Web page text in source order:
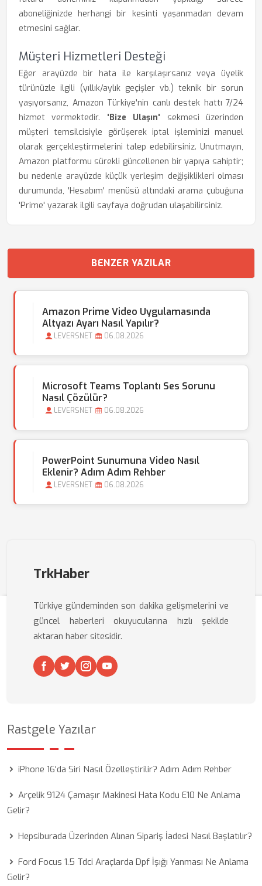
aboneliğinizde herhangi bir kesinti yaşanmadan devam
etmesini sağlar.
Müşteri Hizmetleri Desteği
Eğer arayüzde bir hata ile karşılaşırsanız veya üyelik
türünüzle ilgili (yıllık/aylık geçişler vb.) teknik bir sorun
yaşıyorsanız, Amazon Türkiye'nin canlı destek hattı 7/24
hizmet vermektedir. 'Bize Ulaşın' sekmesi üzerinden
müşteri temsilcisiyle görüşerek iptal işleminizi manuel
olarak gerçekleştirmelerini talep edebilirsiniz. Unutmayın,
Amazon platformu sürekli güncellenen bir yapıya sahiptir;
bu nedenle arayüzde küçük yerleşim değişiklikleri olması
durumunda, 'Hesabım' menüsü altındaki arama çubuğuna
'Prime' yazarak ilgili sayfaya doğrudan ulaşabilirsiniz.
BENZER YAZILAR
Amazon Prime Video Uygulamasında
Altyazı Ayarı Nasıl Yapılır?
LEVERSNET 06.08.2026
Microsoft Teams Toplantı Ses Sorunu
Nasıl Çözülür?
LEVERSNET 06.08.2026
PowerPoint Sunumuna Video Nasıl
Eklenir? Adım Adım Rehber
LEVERSNET 06.08.2026
TrkHaber
Türkiye gündeminden son dakika gelişmelerini ve
güncel haberleri okuyucularına hızlı şekilde
aktaran haber sitesidir.
Rastgele Yazılar
iPhone 16'da Siri Nasıl Özelleştirilir? Adım Adım Rehber
Arçelik 9124 Çamaşır Makinesi Hata Kodu E10 Ne Anlama
Gelir?
Hepsiburada Üzerinden Alınan Sipariş İadesi Nasıl Başlatılır?
Ford Focus 1.5 Tdci Araçlarda Dpf İşığı Yanması Ne Anlama
Gelir?